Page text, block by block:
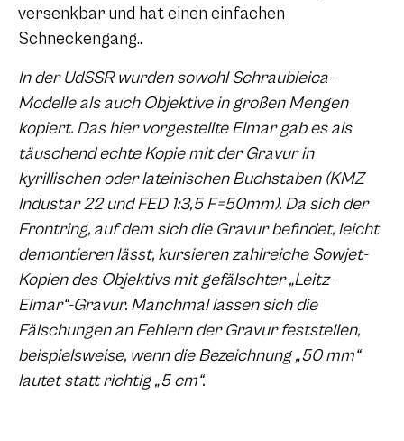
versenkbar und hat einen einfachen
Schneckengang..
In der UdSSR wurden sowohl Schraubleica-
Modelle als auch Objektive in großen Mengen
kopiert. Das hier vorgestellte Elmar gab es als
täuschend echte Kopie mit der Gravur in
kyrillischen oder lateinischen Buchstaben (KMZ
Industar 22 und FED 1:3,5 F=50mm). Da sich der
Frontring, auf dem sich die Gravur befindet, leicht
demontieren lässt, kursieren zahlreiche Sowjet-
Kopien des Objektivs mit gefälschter „Leitz-
Elmar“-Gravur. Manchmal lassen sich die
Fälschungen an Fehlern der Gravur feststellen,
beispielsweise, wenn die Bezeichnung „50 mm“
lautet statt richtig „5 cm“.